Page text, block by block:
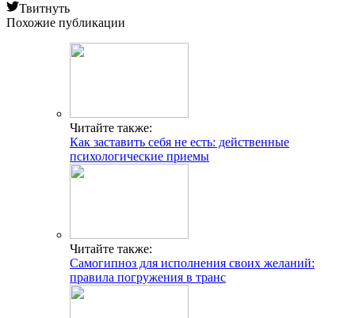
Твитнуть
Похожие публикации
Читайте также:
Как заставить себя не есть: действенные
психологические приемы
Читайте также:
Самогипноз для исполнения своих желаний:
правила погружения в транс